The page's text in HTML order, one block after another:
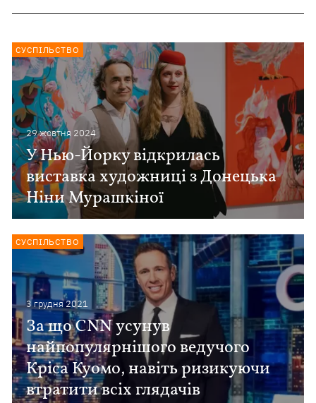
29 жовтня 2024
У Нью-Йорку відкрилась
виставка художниці з Донецька
Ніни Мурашкіної
СУСПІЛЬСТВО
3 грудня 2021
За що CNN усунув
найпопулярнішого ведучого
Кріса Куомо, навіть ризикуючи
втратити всіх глядачів
СУСПІЛЬСТВО